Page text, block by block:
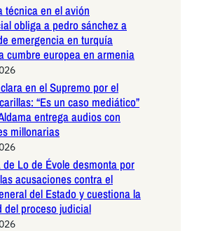
técnica en el avión
obliga a pedro sánchez a
emergencia en turquía
cumbre europea en armenia
en el Supremo por el
“Es un caso mediático”
entrega audios con
millonarias
de Lo de Évole desmonta por
acusaciones contra el
del Estado y cuestiona la
del proceso judicial